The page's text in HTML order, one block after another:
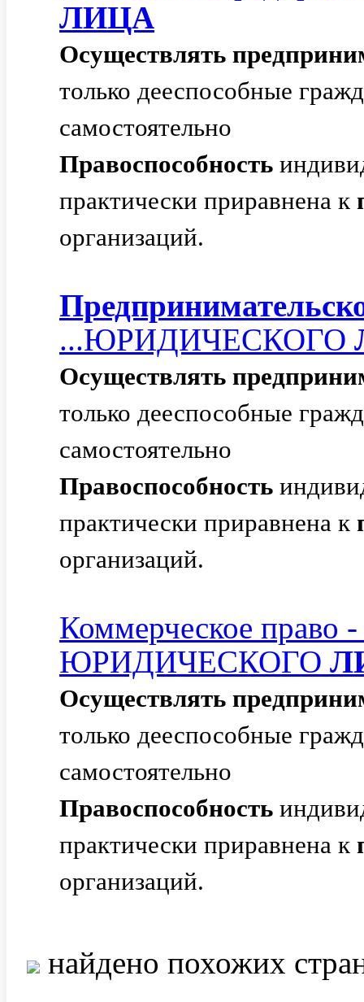
ЛИЦА
Осуществлять
только дееспособные
самостоятельно
Правоспособность
практически приравнена к
организаций.
...ЮРИДИЧЕСКОГО
Осуществлять
только дееспособные
самостоятельно
Правоспособность
практически приравнена к
организаций.
Коммерческое
ЮРИДИЧЕСКОГО
Осуществлять
только дееспособные
самостоятельно
Правоспособность
практически приравнена к
организаций.
найдено похожих